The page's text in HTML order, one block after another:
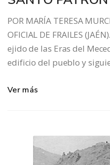
POR MARÍA TERESA
OFICIAL DE FRAILES
ejido de las Eras del
edificio del pueblo y
Ver más